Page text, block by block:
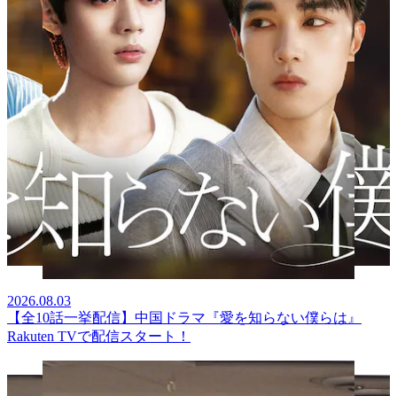
2026.08.03
【全10話一挙配信】中国ドラマ『愛を知らない僕らは』
Rakuten TVで配信スタート！